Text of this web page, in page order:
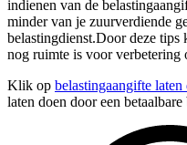
indienen van de
minder van je zuurverdiende
belastingdienst.Door deze tips
nog ruimte is voor verbetering
Klik op belastingaangifte laten
laten doen door een